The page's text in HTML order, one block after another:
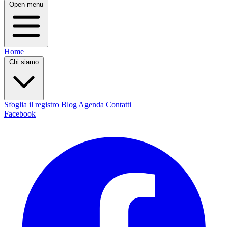
Open menu
Home
Chi siamo
Sfoglia il registro Blog Agenda Contatti
Facebook